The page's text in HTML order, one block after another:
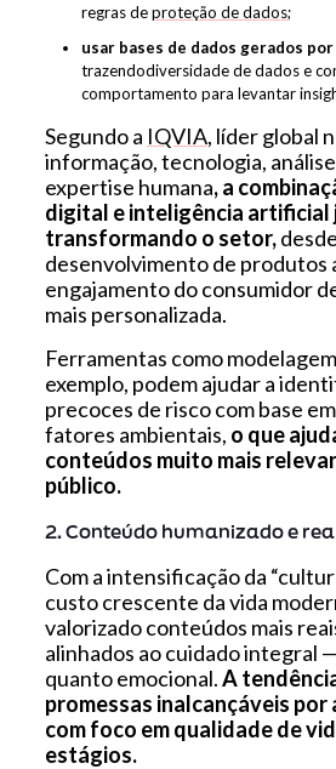
regras deproteção de dados;
usar bases de dados gerados por
trazendodiversidade de dados e
comportamento para levantar
Segundo a IQVIA, líder global
informação, tecnologia,
expertise humana, a
digital e inteligência artificial
transformando o setor,
desenvolvimento de produtos
engajamento do consumidor
mais personalizada.
Ferramentas como
exemplo, podem ajudar a
precoces de risco com base
fatores ambientais, o que
conteúdos muito mais
público.
2. Conteúdo humanizado e
Com a intensificação da
custo crescente da vida
valorizado conteúdos mais
alinhados ao cuidado integral
quanto emocional.A
promessas inalcançáveis por
com foco em qualidade de
estágios.